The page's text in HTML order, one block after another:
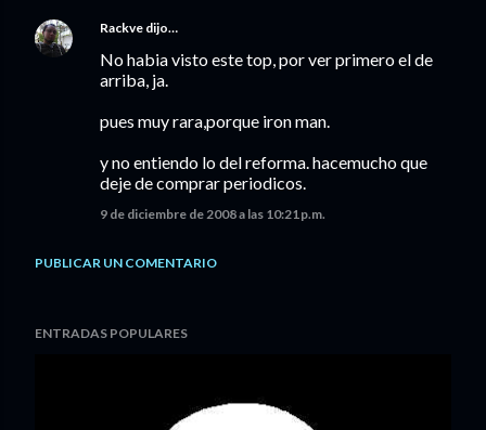
Rackve dijo…
No habia visto este top, por ver primero el de
arriba, ja.
pues muy rara,porque iron man.
y no entiendo lo del reforma. hacemucho que
deje de comprar periodicos.
9 de diciembre de 2008 a las 10:21 p.m.
PUBLICAR UN COMENTARIO
ENTRADAS POPULARES